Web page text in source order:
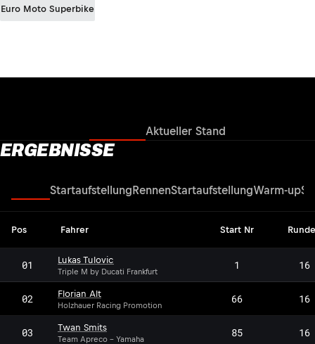
Euro Moto Superbike
Aktueller Stand
ERGEBNISSE
Startaufstellung RennenStartaufstellungWarm-up
Pos Fahrer Start Nr
01 Lukas Tulovic
Triple M by Ducati Frankfurt 1 16
02 Florian Alt
Holzhauer Racing Promotion 66 16
03 Twan Smits
Team Apreco - Yamaha 85 16